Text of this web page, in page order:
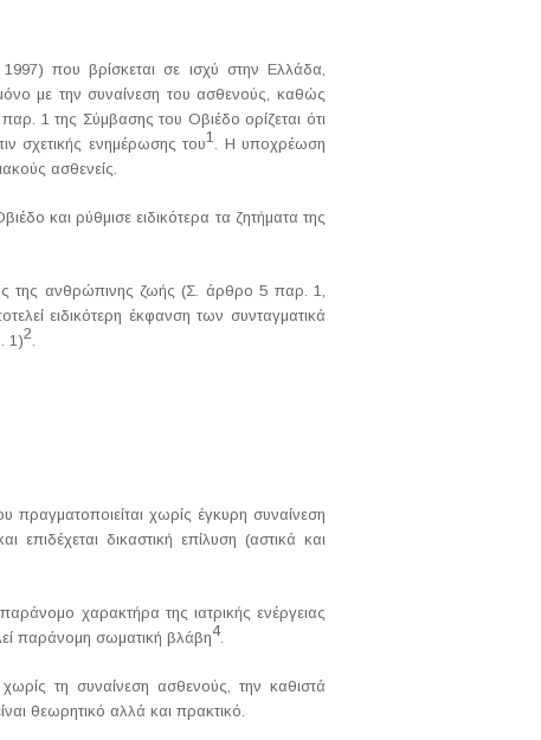
που βρίσκεται σε ισχύ στην Ελλάδα,
με την συναίνεση του ασθενούς, καθώς
1 της Σύμβασης του Οβιέδο ορίζεται ότι
σχετικής ενημέρωσης του1 . Η υποχρέωση
ασθενείς.
και ρύθμισε ειδικότερα τα ζητήματα της
της ανθρώπινης ζωής (Σ. άρθρο 5 παρ. 1,
ειδικότερη έκφανση των συνταγματικά
1)2
πραγματοποιείται χωρίς έγκυρη συναίνεση
δικαστική επίλυση (αστικά και
χαρακτήρα της ιατρικής ενέργειας
παράνομη σωματική βλάβη4.
τη συναίνεση ασθενούς, την καθιστά
θεωρητικό αλλά και πρακτικό.